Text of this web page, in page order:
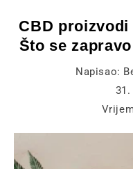
CBD
Što se
Napisao: